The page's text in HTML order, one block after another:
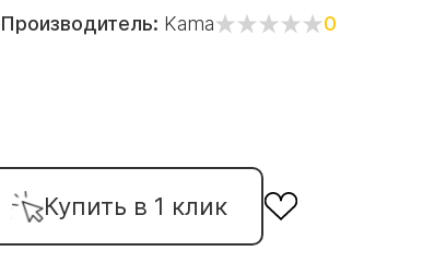
Производитель: Kama 0
Купить в 1 клик